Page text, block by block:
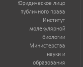
Юридическое лицо
публичного права
Институт
молекулярной
биологии
Министерства
науки и
образования